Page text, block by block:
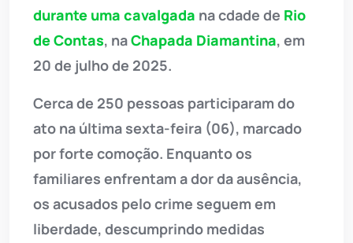
durante uma cavalgada na cdade de Rio
de Contas, naChapada Diamantina, em
20 de julho de 2025.
Cerca de 250 pessoas participaram do
ato na última sexta-feira (06), marcado
por forte comoção. Enquanto os
familiares enfrentam a dor da ausência,
os acusados pelo crime seguem em
liberdade, descumprindo medidas